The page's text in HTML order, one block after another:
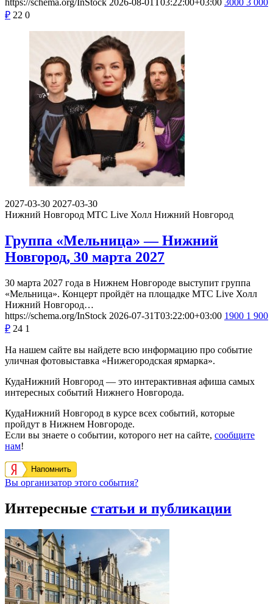
https://schema.org/InStock 2026-08-01T03:22:00+03:00 3000 3 000
₽ 22 0
2027-03-30 2027-03-30
Нижний Новгород МТС Live Холл Нижний Новгород
Группа «Мельница» — Нижний
Новгород, 30 марта 2027
30 марта 2027 года в Нижнем Новгороде выступит группа
«Мельница». Концерт пройдёт на площадке МТС Live Холл
Нижний Новгород…
https://schema.org/InStock 2026-07-31T03:22:00+03:00 1900 1 900
₽ 24 1
На нашем сайте вы найдете всю информацию про событие
уличная фотовыставка «Нижегородская ярмарка».
КудаНижний Новгород — это интерактивная афиша самых
интересных событий Нижнего Новгорода.
КудаНижний Новгород в курсе всех событий, которые
пройдут в Нижнем Новгороде.
Если вы знаете о событии, которого нет на сайте, сообщите
нам!
Напомнить
Вы организатор этого события?
Интересные статьи и публикации